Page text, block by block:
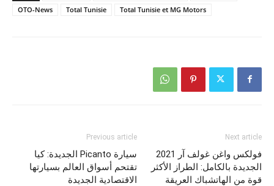
OTO-News
Total Tunisie Total Tunisie et MG Motors
Previous article
سيارة Picanto الجديدة: كيا
تقتحم أسواق العالم بسيارتها
الاقتصادية الجديدة
Next article
فولكس واغن غولف آر 2021
الجديدة بالكامل: الطراز الأكثر
قوة من الهاتشباك العريقة